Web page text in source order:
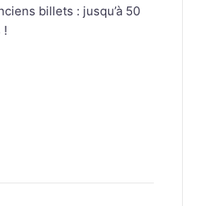
billets : jusqu’à 50
!